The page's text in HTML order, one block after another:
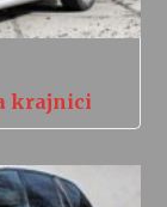
krajnici